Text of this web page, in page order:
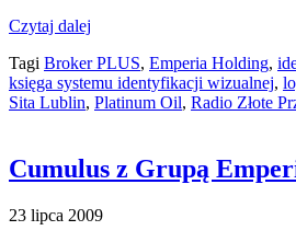
Czytaj dalej
Tagi Broker PLUS, Emperia Holding,
księga systemu identyfikacji wizualnej,
Sita Lublin, Platinum Oil, Radio Złote
Cumulus z Grupą
23 lipca 2009